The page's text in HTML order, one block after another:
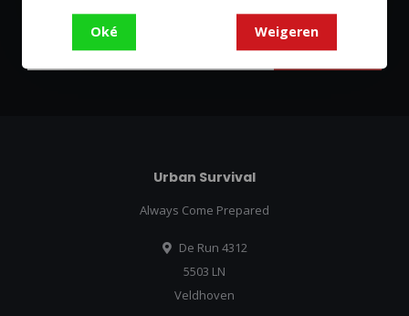
Blijf op de hoogte over onze laatste acties
Abonneer
Urban Survival
Always Come Prepared
De Run 4312
5503 LN
Veldhoven
Oké Weigeren